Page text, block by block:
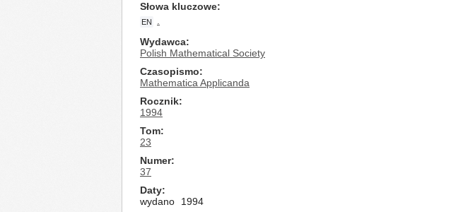
Słowa kluczowe
EN
Wydawca
Polish Mathematical Society
Czasopismo
Mathematica Applicanda
Rocznik
1994
Tom
23
Numer
37
Daty
wydano
1994